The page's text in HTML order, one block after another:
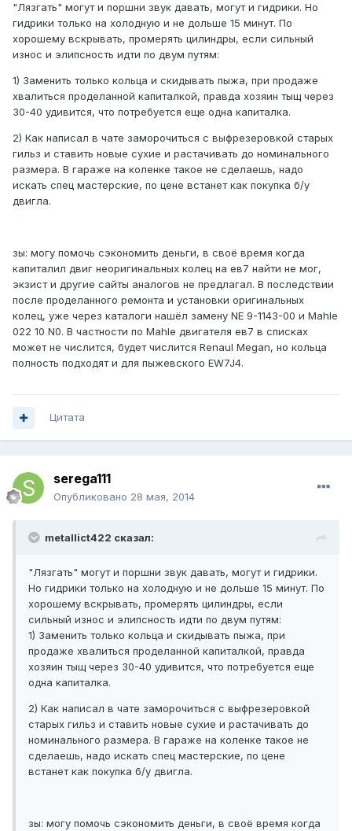
"Лязгать" могут и поршни звук давать, могут и гидрики. Но
гидрики только на холодную и не дольше 15 минут. По
хорошему вскрывать, промерять цилиндры, если сильный
износ и элипсность идти по двум путям:
1) Заменить только кольца и скидывать пыжа, при продаже
хвалиться проделанной капиталкой, правда хозяин тыщ через
30-40 удивится, что потребуется еще одна капиталка.
2) Как написал в чате заморочиться с выфрезеровкой старых
гильз и ставить новые сухие и растачивать до номинального
размера. В гараже на коленке такое не сделаешь, надо
искать спец мастерские, по цене встанет как покупка б/у
двигла.
зы: могу помочь сэкономить деньги, в своё время когда
капиталил двиг неоригинальных колец на ев7 найти не мог,
экзист и другие сайты аналогов не предлагал. В последствии
после проделанного ремонта и установки оригинальных
колец, уже через каталоги нашёл замену NE 9-1143-00 и Mahle
022 10 N0. В частности по Mahle двигателя ев7 в списках
может не числится, будет числится Renaul Megan, но кольца
полность подходят и для пыжевского EW7J4.
Цитата
serega111
Опубликовано 28 мая, 2014
metallict422 сказал:
"Лязгать" могут и поршни звук давать, могут и гидрики.
Но гидрики только на холодную и не дольше 15 минут. По
хорошему вскрывать, промерять цилиндры, если
сильный износ и элипсность идти по двум путям:
1) Заменить только кольца и скидывать пыжа, при
продаже хвалиться проделанной капиталкой, правда
хозяин тыщ через 30-40 удивится, что потребуется еще
одна капиталка.
2) Как написал в чате заморочиться с выфрезеровкой
старых гильз и ставить новые сухие и растачивать до
номинального размера. В гараже на коленке такое не
сделаешь, надо искать спец мастерские, по цене
встанет как покупка б/у двигла.
зы: могу помочь сэкономить деньги, в своё время когда